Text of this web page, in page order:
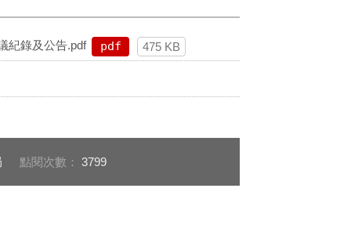
紀錄及公告.pdf pdf 475 KB
點閱次數： 3799